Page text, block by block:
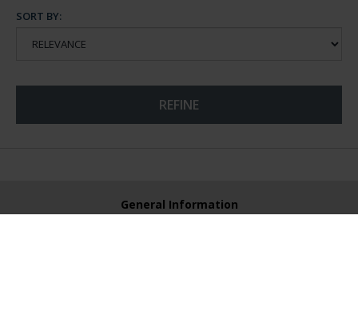
SORT BY:
REFINE
General Information